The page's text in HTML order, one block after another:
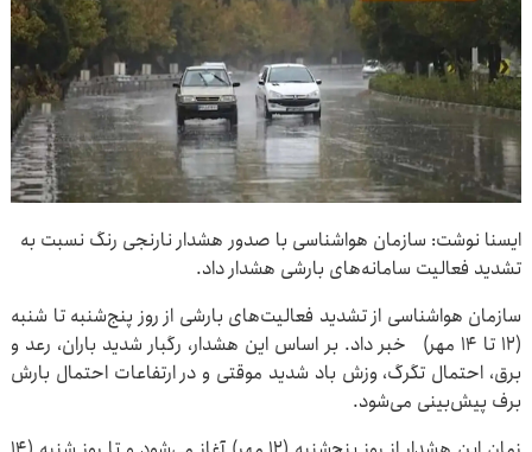
ایسنا نوشت: سازمان هواشناسی با صدور هشدار نارنجی رنگ نسبت به
تشدید فعالیت سامانه‌های بارشی هشدار داد.
سازمان هواشناسی از تشدید فعالیت‌های بارشی از روز پنج‌شنبه تا شنبه
(۱۲ تا ۱۴ مهر) خبر داد. بر اساس این هشدار، رگبار شدید باران، رعد و
برق، احتمال تگرگ، وزش باد شدید موقتی و در ارتفاعات احتمال بارش
برف پیش‌بینی می‌شود.